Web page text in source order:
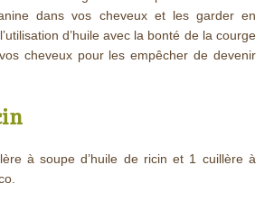
dans vos cheveux et les garder en
d’huile avec la bonté de la courge
cheveux pour les empêcher de devenir
à soupe d’huile de ricin et 1 cuillère à